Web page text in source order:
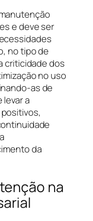
e deve ser
no tipo de
criticidade dos
no uso
as de
a
da
na